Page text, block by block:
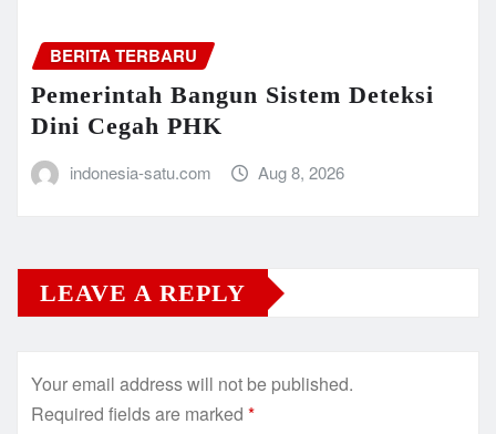
BERITA TERBARU
Pemerintah Bangun Sistem Deteksi
Dini Cegah PHK
indonesia-satu.com Aug 8, 2026
LEAVE A REPLY
Your email address will not be published.
Required fields are marked *